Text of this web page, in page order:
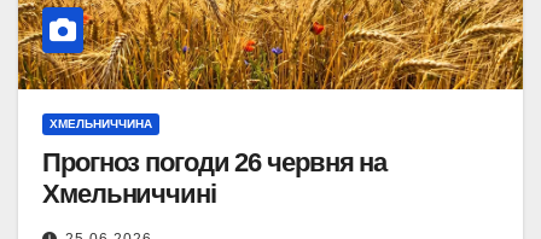
ХМЕЛЬНИЧЧИНА
Прогноз погоди 26 червня на
Хмельниччині